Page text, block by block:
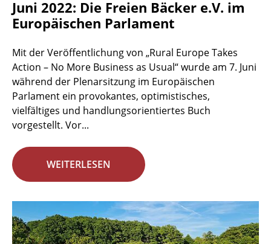
Juni 2022: Die Freien Bäcker e.V. im
Europäischen Parlament
Mit der Veröffentlichung von „Rural Europe Takes
Action – No More Business as Usual“ wurde am 7. Juni
während der Plenarsitzung im Europäischen
Parlament ein provokantes, optimistisches,
vielfältiges und handlungsorientiertes Buch
vorgestellt. Vor...
WEITERLESEN